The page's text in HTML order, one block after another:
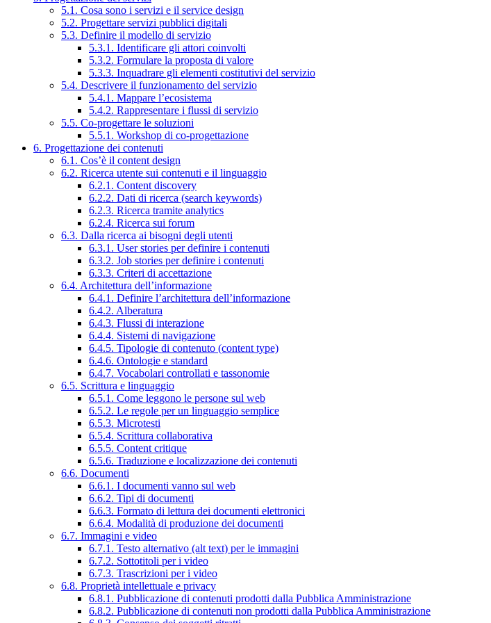
5.1. Cosa sono i servizi e il service design
5.2. Progettare servizi pubblici digitali
5.3. Definire il modello di servizio
5.3.1. Identificare gli attori coinvolti
5.3.2. Formulare la proposta di valore
5.3.3. Inquadrare gli elementi costitutivi del servizio
5.4. Descrivere il funzionamento del servizio
5.4.1. Mappare l’ecosistema
5.4.2. Rappresentare i flussi di servizio
5.5. Co-progettare le soluzioni
5.5.1. Workshop di co-progettazione
6. Progettazione dei contenuti
6.1. Cos’è il content design
6.2. Ricerca utente sui contenuti e il linguaggio
6.2.1. Content discovery
6.2.2. Dati di ricerca (search keywords)
6.2.3. Ricerca tramite analytics
6.2.4. Ricerca sui forum
6.3. Dalla ricerca ai bisogni degli utenti
6.3.1. User stories per definire i contenuti
6.3.2. Job stories per definire i contenuti
6.3.3. Criteri di accettazione
6.4. Architettura dell’informazione
6.4.1. Definire l’architettura dell’informazione
6.4.2. Alberatura
6.4.3. Flussi di interazione
6.4.4. Sistemi di navigazione
6.4.5. Tipologie di contenuto (content type)
6.4.6. Ontologie e standard
6.4.7. Vocabolari controllati e tassonomie
6.5. Scrittura e linguaggio
6.5.1. Come leggono le persone sul web
6.5.2. Le regole per un linguaggio semplice
6.5.3. Microtesti
6.5.4. Scrittura collaborativa
6.5.5. Content critique
6.5.6. Traduzione e localizzazione dei contenuti
6.6. Documenti
6.6.1. I documenti vanno sul web
6.6.2. Tipi di documenti
6.6.3. Formato di lettura dei documenti elettronici
6.6.4. Modalità di produzione dei documenti
6.7. Immagini e video
6.7.1. Testo alternativo (alt text) per le immagini
6.7.2. Sottotitoli per i video
6.7.3. Trascrizioni per i video
6.8. Proprietà intellettuale e privacy
6.8.1. Pubblicazione di contenuti prodotti dalla Pubblica Amministrazione
6.8.2. Pubblicazione di contenuti non prodotti dalla Pubblica Amministrazione